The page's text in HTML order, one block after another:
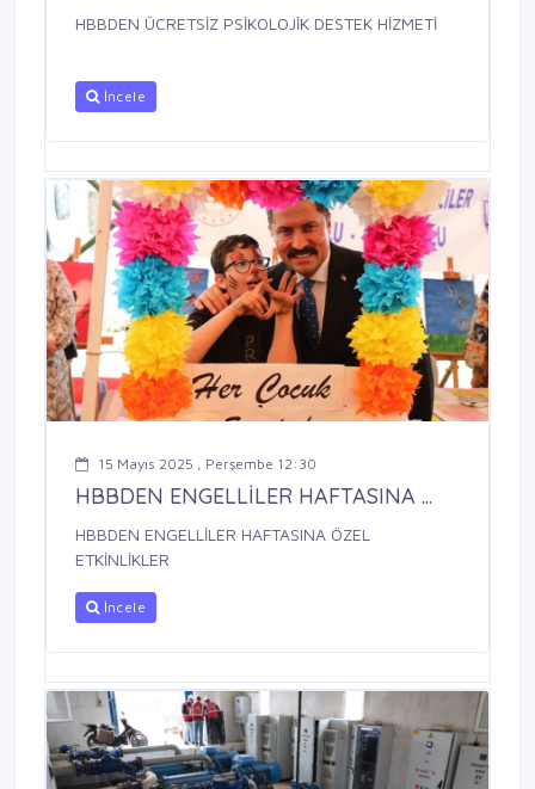
HBBDEN ÜCRETSİZ PSİKOLOJİK DESTEK HİZMETİ
İncele
15 Mayıs 2025 , Perşembe 12:30
HBBDEN ENGELLİLER HAFTASINA ...
HBBDEN ENGELLİLER HAFTASINA ÖZEL
ETKİNLİKLER
İncele